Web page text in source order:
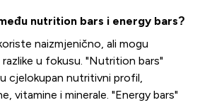
nutrition bars i energy bars?
naizmjenično, ali mogu
u fokusu. "Nutrition bars"
cjelokupan nutritivni profil,
vitamine i minerale. "Energy bars"